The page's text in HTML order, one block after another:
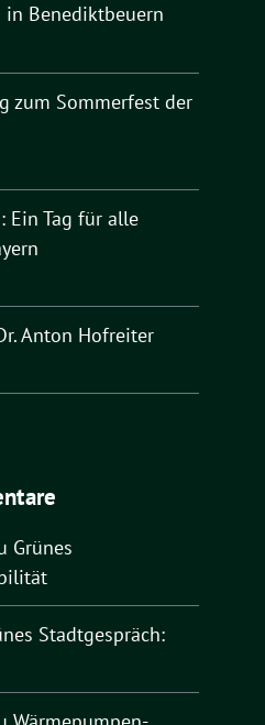
in Benediktbeuern
zum Sommerfest der
Ein Tag für alle
Anton Hofreiter
Grünes
Stadtgespräch: